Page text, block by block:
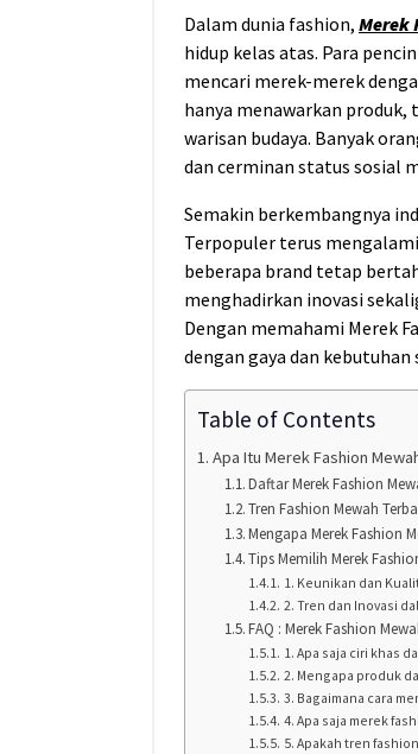
Dalam dunia fashion, Merek
hidup kelas atas. Para
mencari merek-merek
hanya menawarkan produk,
warisan budaya. Banyak
dan cerminan status sosial
Semakin berkembangnya
Terpopuler terus
beberapa brand tetap
menghadirkan inovasi
Dengan memahami Merek
dengan gaya dan
Table of Contents
Apa Itu Merek Fashion
Daftar Merek Fashion
Tren Fashion Mewah
Mengapa Merek Fashion
Tips Memilih Merek
1. Keunikan dan
2. Tren dan Inovasi
FAQ : Merek Fashion
1. Apa saja ciri khas
2. Mengapa produk
3. Bagaimana cara
4. Apa saja merek
5. Apakah tren